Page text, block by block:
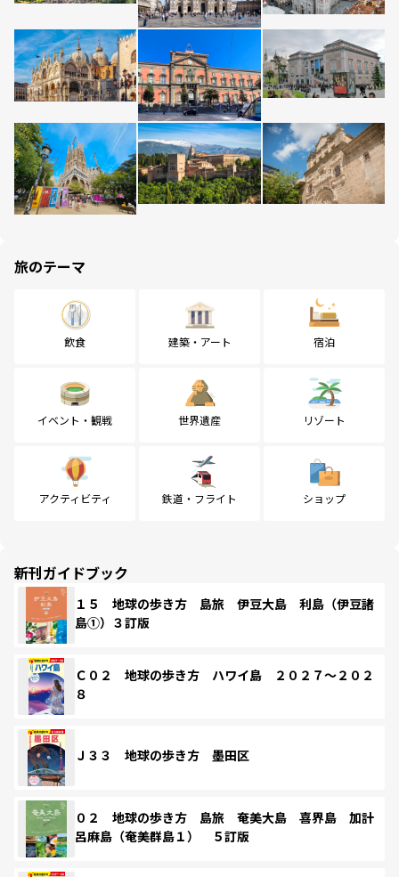
旅のテーマ
飲食 建築・アート 宿泊
イベント・観戦 世界遺産 リゾート
アクティビティ 鉄道・フライト ショップ
新刊ガイドブック
１５ 地球の歩き方 島旅 伊豆大島 利島（伊豆諸
島①）３訂版
Ｃ０２ 地球の歩き方 ハワイ島 ２０２７～２０２
８
Ｊ３３ 地球の歩き方 墨田区
０２ 地球の歩き方 島旅 奄美大島 喜界島 加計
呂麻島（奄美群島１） ５訂版